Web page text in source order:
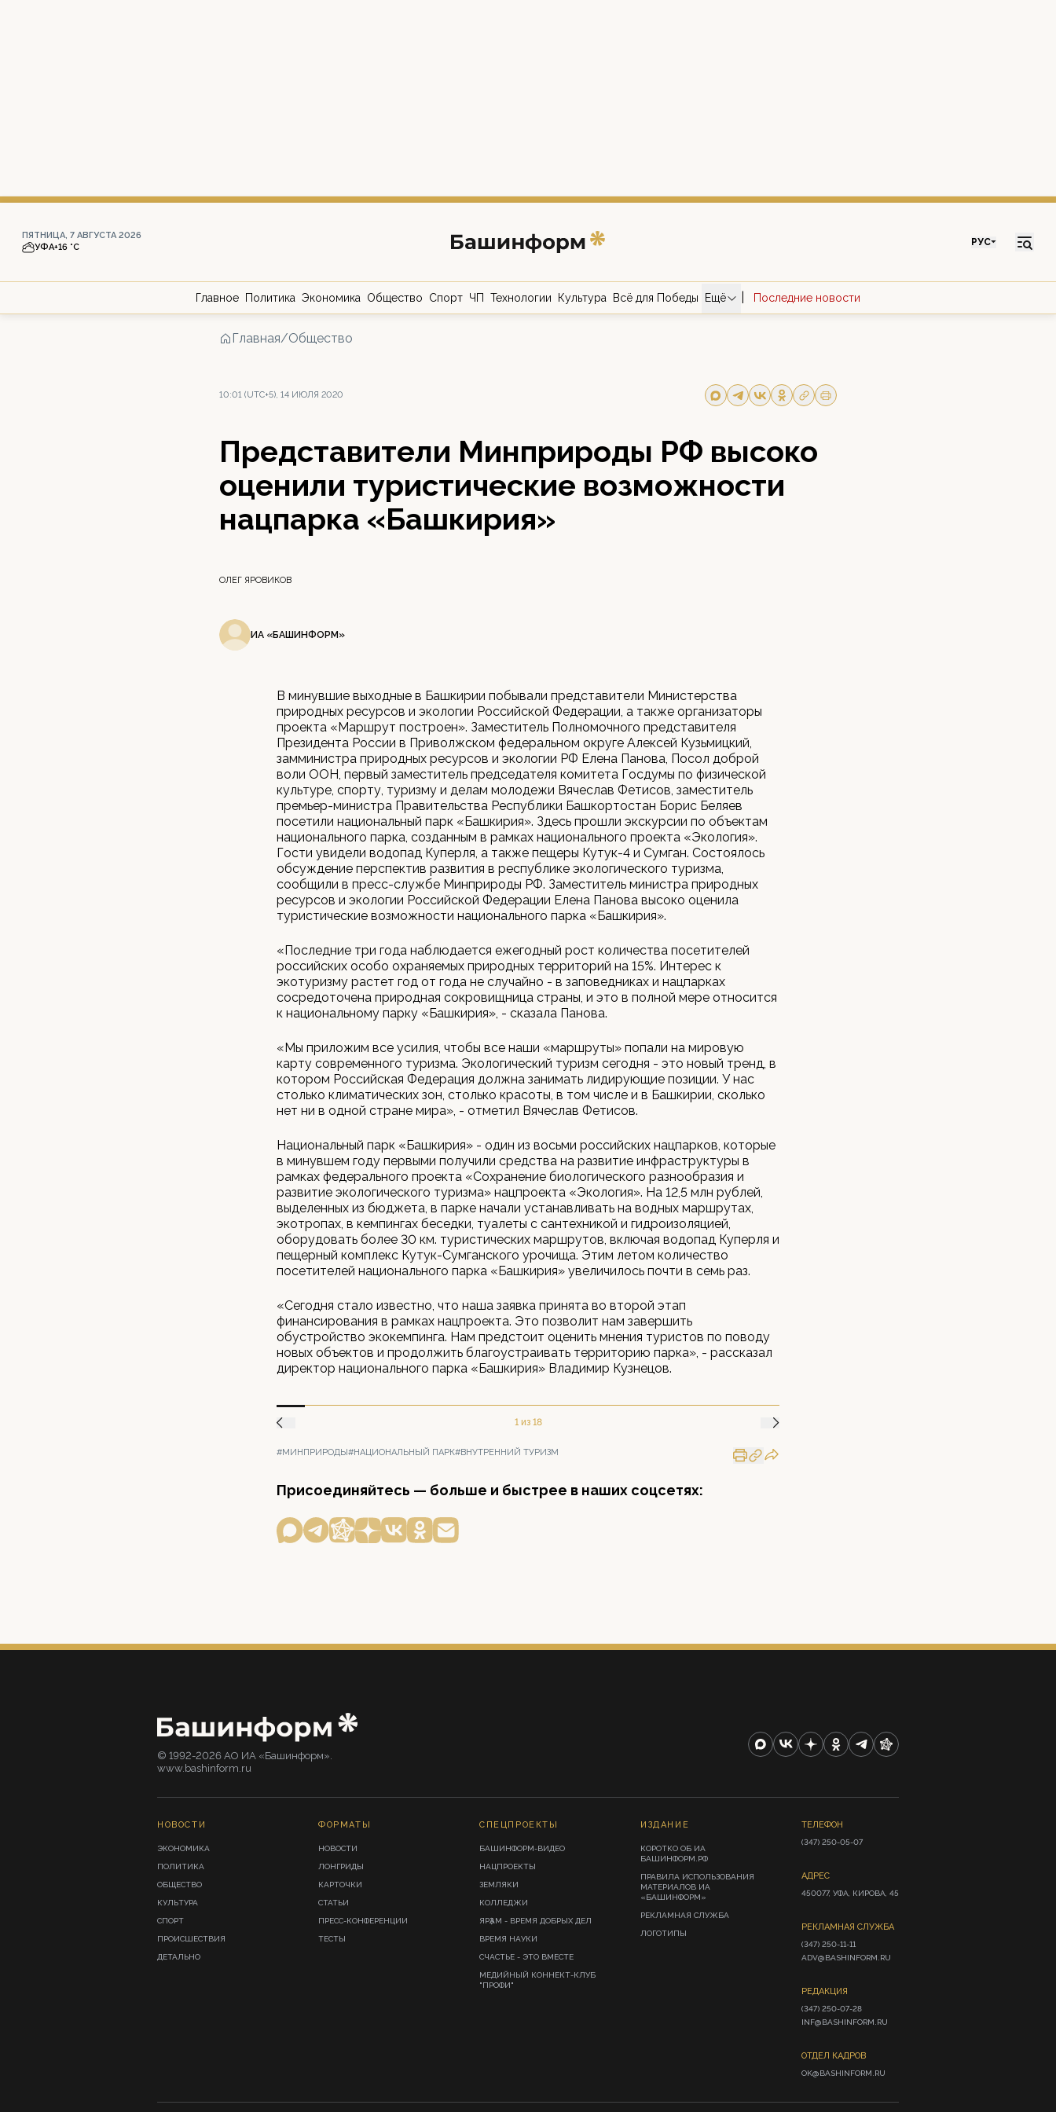
ПЯТНИЦА, 7 АВГУСТА 2026
УФА+16 °С РУС
Главное Политика Экономика Общество Спорт ЧП Технологии Культура Всё для Победы Ещё Последние новости
Главная/Общество
10:01 (UTC+5), 14 ИЮЛЯ 2020
Представители Минприроды РФ высоко
оценили туристические возможности
нацпарка «Башкирия»
ОЛЕГ ЯРОВИКОВ
ИА «БАШИНФОРМ»
В минувшие выходные в Башкирии побывали представители Министерства
природных ресурсов и экологии Российской Федерации, а также организаторы
проекта «Маршрут построен». Заместитель Полномочного представителя
Президента России в Приволжском федеральном округе Алексей Кузьмицкий,
замминистра природных ресурсов и экологии РФ Елена Панова, Посол доброй
воли ООН, первый заместитель председателя комитета Госдумы по физической
культуре, спорту, туризму и делам молодежи Вячеслав Фетисов, заместитель
премьер-министра Правительства Республики Башкортостан Борис Беляев
посетили национальный парк «Башкирия». Здесь прошли экскурсии по объектам
национального парка, созданным в рамках национального проекта «Экология».
Гости увидели водопад Куперля, а также пещеры Кутук-4 и Сумган. Состоялось
обсуждение перспектив развития в республике экологического туризма,
сообщили в пресс-службе Минприроды РФ. Заместитель министра природных
ресурсов и экологии Российской Федерации Елена Панова высоко оценила
туристические возможности национального парка «Башкирия».
«Последние три года наблюдается ежегодный рост количества посетителей
российских особо охраняемых природных территорий на 15%. Интерес к
экотуризму растет год от года не случайно - в заповедниках и нацпарках
сосредоточена природная сокровищница страны, и это в полной мере относится
к национальному парку «Башкирия», - сказала Панова.
«Мы приложим все усилия, чтобы все наши «маршруты» попали на мировую
карту современного туризма. Экологический туризм сегодня - это новый тренд, в
котором Российская Федерация должна занимать лидирующие позиции. У нас
столько климатических зон, столько красоты, в том числе и в Башкирии, сколько
нет ни в одной стране мира», - отметил Вячеслав Фетисов.
Национальный парк «Башкирия» - один из восьми российских нацпарков, которые
в минувшем году первыми получили средства на развитие инфраструктуры в
рамках федерального проекта «Сохранение биологического разнообразия и
развитие экологического туризма» нацпроекта «Экология». На 12,5 млн рублей,
выделенных из бюджета, в парке начали устанавливать на водных маршрутах,
экотропах, в кемпингах беседки, туалеты с сантехникой и гидроизоляцией,
оборудовать более 30 км. туристических маршрутов, включая водопад Куперля и
пещерный комплекс Кутук-Сумганского урочища. Этим летом количество
посетителей национального парка «Башкирия» увеличилось почти в семь раз.
«Сегодня стало известно, что наша заявка принята во второй этап
финансирования в рамках нацпроекта. Это позволит нам завершить
обустройство экокемпинга. Нам предстоит оценить мнения туристов по поводу
новых объектов и продолжить благоустраивать территорию парка», - рассказал
директор национального парка «Башкирия» Владимир Кузнецов.
1 из 18
#МИНПРИРОДЫ#НАЦИОНАЛЬНЫЙ ПАРК#ВНУТРЕННИЙ ТУРИЗМ
Присоединяйтесь — больше и быстрее в наших соцсетях:
© 1992-2026 АО ИА «Башинформ».
www.bashinform.ru
НОВОСТИ
ЭКОНОМИКА
ПОЛИТИКА
ОБЩЕСТВО
КУЛЬТУРА
СПОРТ
ПРОИСШЕСТВИЯ
ДЕТАЛЬНО
ФОРМАТЫ
НОВОСТИ
ЛОНГРИДЫ
КАРТОЧКИ
СТАТЬИ
ПРЕСС-КОНФЕРЕНЦИИ
ТЕСТЫ
СПЕЦПРОЕКТЫ
БАШИНФОРМ-ВИДЕО
НАЦПРОЕКТЫ
ЗЕМЛЯКИ
КОЛЛЕДЖИ
ЯРҘАМ - ВРЕМЯ ДОБРЫХ ДЕЛ
ВРЕМЯ НАУКИ
СЧАСТЬЕ - ЭТО ВМЕСТЕ
МЕДИЙНЫЙ КОННЕКТ-КЛУБ
"ПРОФИ"
ИЗДАНИЕ
КОРОТКО ОБ ИА
БАШИНФОРМ.РФ
ПРАВИЛА ИСПОЛЬЗОВАНИЯ
МАТЕРИАЛОВ ИА
«БАШИНФОРМ»
РЕКЛАМНАЯ СЛУЖБА
ЛОГОТИПЫ
ТЕЛЕФОН
(347) 250-05-07
АДРЕС
450077, УФА, КИРОВА, 45
РЕКЛАМНАЯ СЛУЖБА
(347) 250-11-11
ADV@BASHINFORM.RU
РЕДАКЦИЯ
(347) 250-07-28
INF@BASHINFORM.RU
ОТДЕЛ КАДРОВ
OK@BASHINFORM.RU